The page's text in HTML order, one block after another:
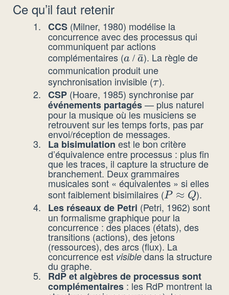
Ce qu’il faut retenir
CCS (Milner, 1980) modélise la
concurrence avec des processus qui
communiquent par actions
complémentaires (a
a /\bar{a}
a
ˉ). La règle de
communication produit une
synchronisation invisible (\tau
τ).
CSP (Hoare, 1985) synchronise par
événements partagés— plus naturel
pour la musique où les musiciens se
retrouvent sur les temps forts, pas par
envoi/réception de messages.
La bisimulation est le bon critère
d’équivalence entre processus : plus fin
que les traces, il capture la structure de
branchement. Deux grammaires
musicales sont « équivalentes » si elles
sont faiblement bisimilaires (P
\approx
Q
P ≈ Q).
Les réseaux de Petri (Petri, 1962) sont
un formalisme graphique pour la
concurrence : des places (états), des
transitions (actions), des jetons
(ressources), des arcs (flux). La
concurrence est visibledans la structure
du graphe.
RdP et algèbres de processus sont
complémentaires : les RdP montrent la